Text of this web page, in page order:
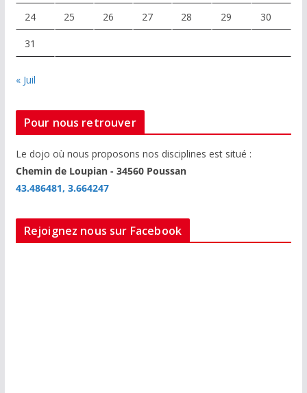
24 25 26 27 28 29 30
31
« Juil
Pour nous retrouver
Le dojo où nous proposons nos disciplines est situé :
Chemin de Loupian - 34560 Poussan
43.486481, 3.664247
Rejoignez nous sur Facebook